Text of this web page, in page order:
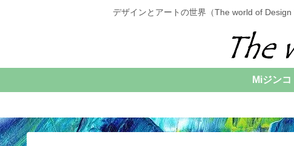
デザインとアートの世界（The world of
Miジンコ